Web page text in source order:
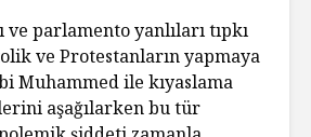
parlamento yanlıları tıpkı
ve Protestanların yapmaya
Muhammed ile kıyaslama
aşağılarken bu tür